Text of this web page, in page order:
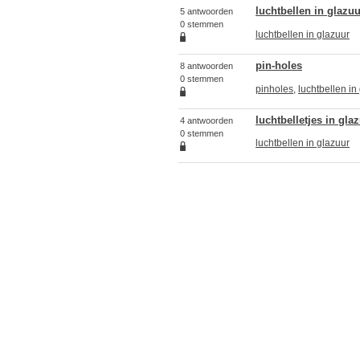
5 antwoorden
0 stemmen
luchtbellen in
luchtbellen in glazuur
8 antwoorden
0 stemmen
pin-holes
pinholes luchtbellen in
4 antwoorden
0 stemmen
luchtbelletjes in
luchtbellen in glazuur